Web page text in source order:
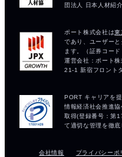
会社情報 プライバシーポ